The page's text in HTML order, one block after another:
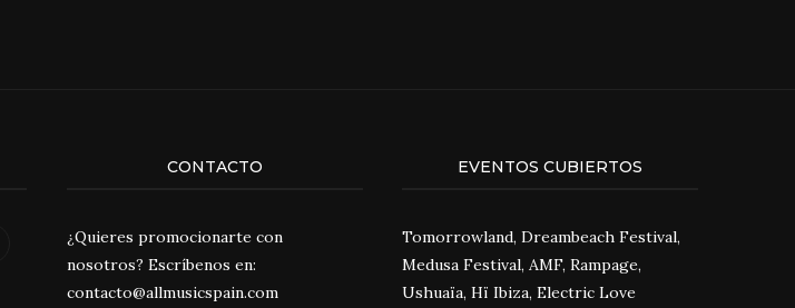
CONTACTO
¿Quieres promocionarte con
nosotros? Escríbenos en:
contacto@allmusicspain.com
EVENTOS CUBIERTOS
Tomorrowland, Dreambeach Festival,
Medusa Festival, AMF, Rampage,
Ushuaïa, Hï Ibiza, Electric Love